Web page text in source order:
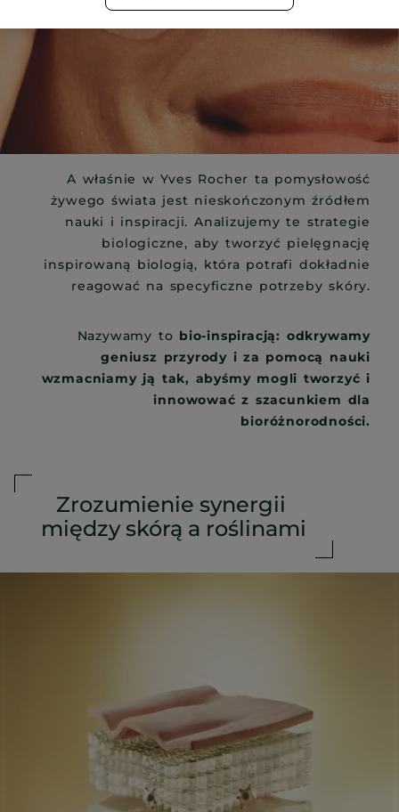
A właśnie w Yves Rocher ta pomysłowość
żywego świata jest nieskończonym źródłem
nauki i inspiracji. Analizujemy te strategie
biologiczne, aby tworzyć pielęgnację
inspirowaną biologią, która potrafi dokładnie
reagować na specyficzne potrzeby skóry.
Nazywamy to bio-inspiracją: odkrywamy
geniusz przyrody i za pomocą nauki
wzmacniamy ją tak, abyśmy mogli tworzyć i
innowować z szacunkiem dla
bioróżnorodności.
Zrozumienie synergii
między skórą a roślinami